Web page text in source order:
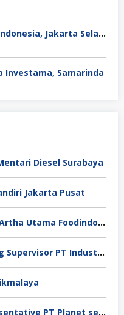
Satpam PT Otsuka Indonesia, Jakarta Selatan
Investama, Samarinda
Diesel Surabaya
Jakarta Pusat
Sales Taking Order PT Artha Utama Foodindo Tangerang
Export Trade Marketing Supervisor PT Industri Jamu Dan Farmasi Sido Muncul Tbk, Jakarta
Sales Promotion Representative PT Planet selancar Mandiri, Pontianak